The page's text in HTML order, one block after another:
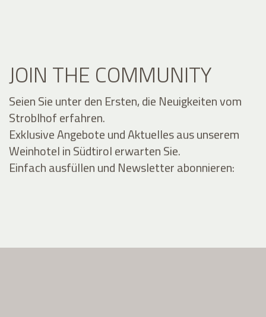
JOIN THE COMMUNITY
Seien Sie unter den Ersten, die Neuigkeiten vom
Stroblhof erfahren.
Exklusive Angebote und Aktuelles aus unserem
Weinhotel in Südtirol erwarten Sie.
Einfach ausfüllen und Newsletter abonnieren: